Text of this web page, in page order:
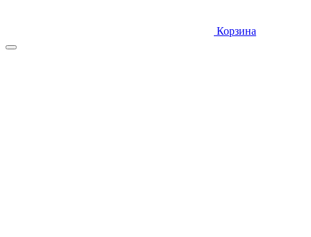
Корзина